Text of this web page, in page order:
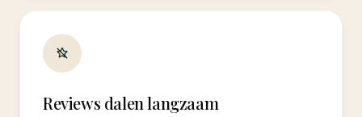
Reviews dalen langzaam